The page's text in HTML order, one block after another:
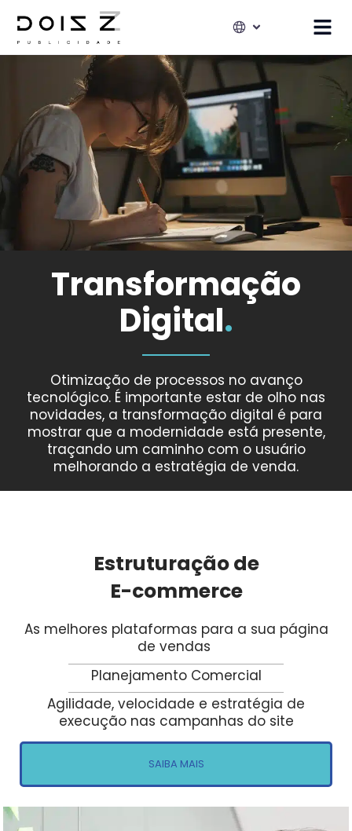
Transformação
Digital.
Otimização de processos no avanço
tecnológico. É importante estar de olho nas
novidades, a transformação digital é para
mostrar que a modernidade está presente,
traçando um caminho com o usuário
melhorando a estratégia de venda.
Estruturação de
E-commerce
As melhores plataformas para a sua página
de vendas
Planejamento Comercial
Agilidade, velocidade e estratégia de
execução nas campanhas do site
SAIBA MAIS